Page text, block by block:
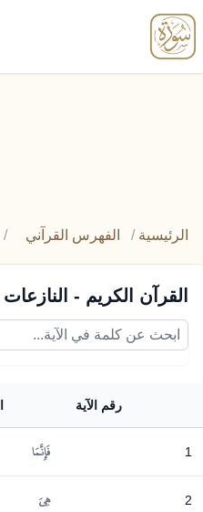
الرئيسية / الفهرس القرآني /
القرآن الكريم - النازعات -
رقم الآية
1 فَإِنَّمَا
2 هِيَ